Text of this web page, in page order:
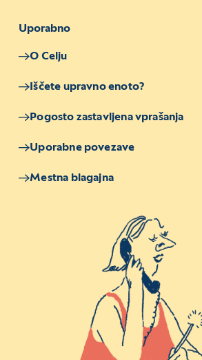
Uporabno
O Celju
Iščete upravno enoto?
Pogosto zastavljena vprašanja
Uporabne povezave
Mestna blagajna